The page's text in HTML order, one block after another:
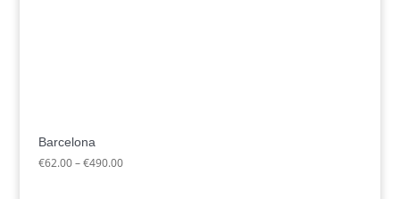
Barcelona
€62.00 –€490.00Preisspanne: